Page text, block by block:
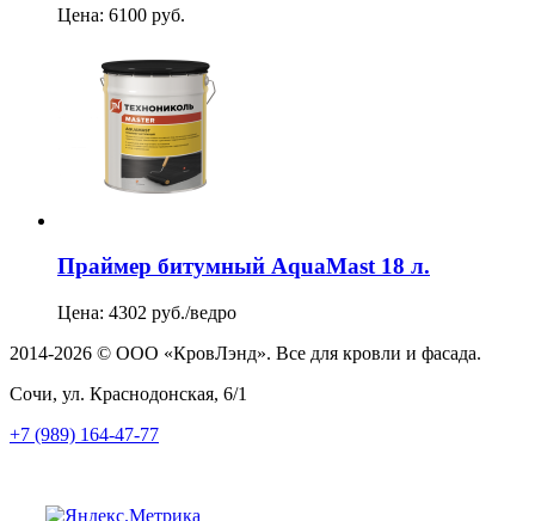
Цена: 6100 руб.
Праймер битумный AquaMast 18 л.
Цена: 4302 руб./ведро
2014-2026 © ООО «КровЛэнд». Все для кровли и фасада.
Сочи, ул. Краснодонская, 6/1
+7 (989) 164-47-77